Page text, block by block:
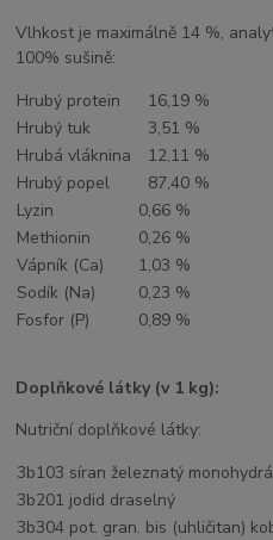
Vlhkost je maximálně 14 %,
100% sušině:
Hrubý protein
16,19 %
Hrubý tuk
3,51 %
Hrubá vláknina
12,11 %
Hrubý popel
87,40 %
Lyzin
0,66 %
Methionin
0,26 %
Vápník (Ca)
1,03 %
Sodík (Na)
0,23 %
Fosfor (P)
0,89 %
Doplňkové látky (v 1 kg):
Nutriční doplňkové látky:
3b103 síran železnatý
3b201 jodid draselný
3b304 pot. gran. bis (uhličitan)